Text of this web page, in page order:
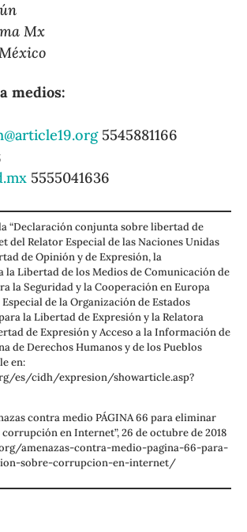
Mx
medios:
5545881166
5555041636
“Declaración conjunta sobre libertad de
del Relator Especial de las Naciones Unidas
de Opinión y de Expresión, la
la Libertad de los Medios de Comunicación de
la Seguridad y la Cooperación en Europa
Especial de la Organización de Estados
la Libertad de Expresión y la Relatora
de Expresión y Acceso a la Información de
de Derechos Humanos y de los Pueblos
en:
es/cidh/expresion/showarticle.asp?
contra medio PÁGINA 66 para eliminar
en Internet”, 26 de octubre de 2018
amenazas-contra-medio-pagina-66-para-
sobre-corrupcion-en-internet/